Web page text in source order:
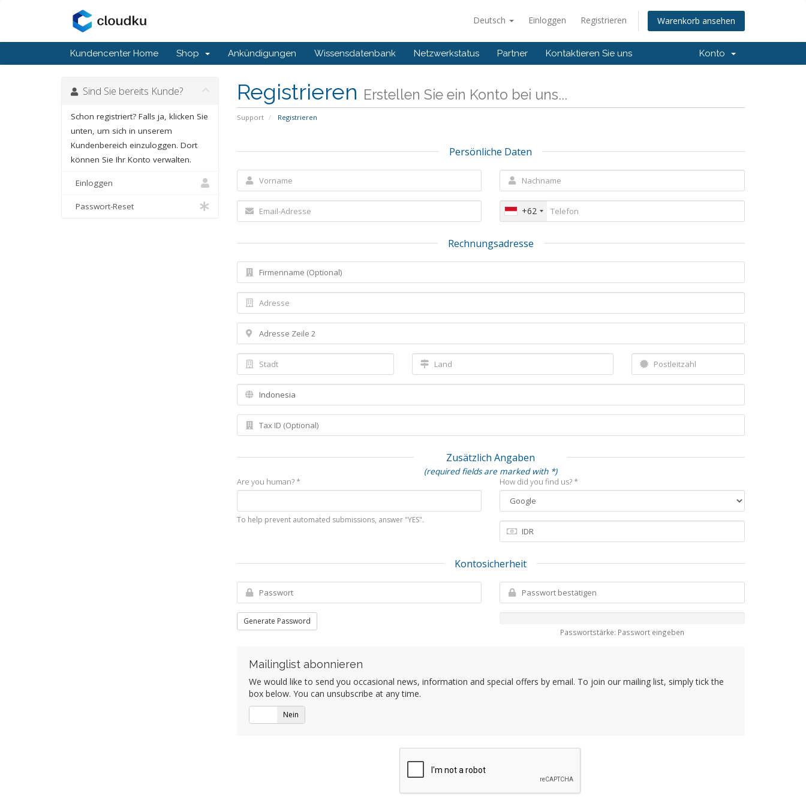
Deutsch Einloggen Registrieren Warenkorb ansehen
Kundencenter Home Shop Ankündigungen Wissensdatenbank Netzwerkstatus Partner Kontaktieren Sie uns Konto
Registrieren Erstellen Sie ein Konto bei uns...
Support Registrieren
Sind Sie bereits Kunde?
Schon registriert? Falls ja, klicken Sie
unten, um sich in unserem
Kundenbereich einzuloggen. Dort
können Sie Ihr Konto verwalten.
Einloggen
Passwort-Reset
Persönliche Daten
+62
Rechnungsadresse
Zusätzlich Angaben
(required fields are marked with *)
Are you human? *
To help prevent automated submissions, answer "YES".
How did you find us? *
Kontosicherheit
Generate Password
Passwortstärke: Passwort eingeben
Mailinglist abonnieren
We would like to send you occasional news, information and special offers by email. To join our mailing list, simply tick the
box below. You can unsubscribe at any time.
Nein